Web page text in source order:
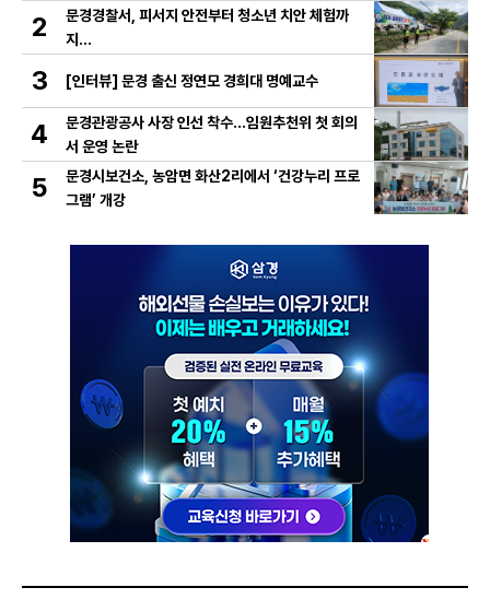
2
문경경찰서, 피서지 안전부터 청소년 치안 체험까
지…
3 [인터뷰] 문경 출신 정연모 경희대 명예교수
4
문경관광공사 사장 인선 착수…임원추천위 첫 회의
서 운영 논란
5
문경시보건소, 농암면 화산2리에서 ‘건강누리 프로
그램’ 개강